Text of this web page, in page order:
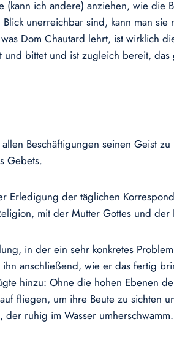
ich andere) anziehen, wie
unerreichbar sind, kann man
Dom Chautard lehrt, ist wirklich
bittet und ist zugleich bereit,
Beschäftigungen seinen Geist
Gebets.
Erledigung der täglichen
mit der Mutter Gottes und
in der ein sehr konkretes
anschließend, wie er das fertig
hinzu: Ohne die hohen Ebenen
fliegen, um ihre Beute zu sichten
ruhig im Wasser umherschwamm.